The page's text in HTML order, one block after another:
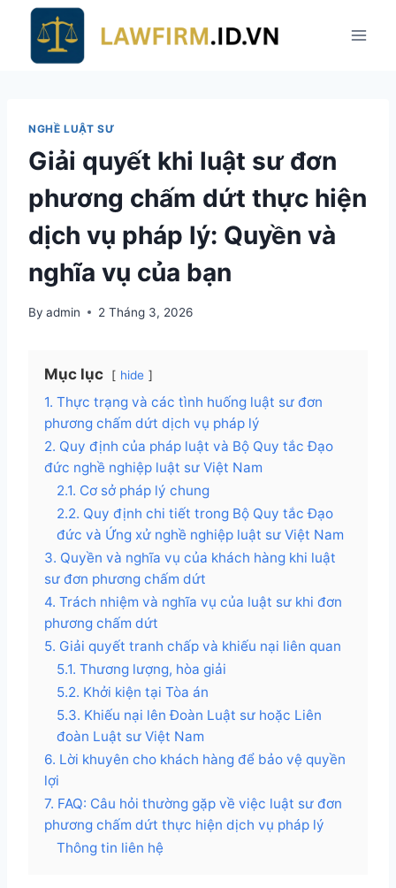
content
NGHỀ LUẬT SƯ
Giải quyết khi luật sư đơn
phương chấm dứt thực hiện
dịch vụ pháp lý: Quyền và
nghĩa vụ của bạn
By admin 2 Tháng 3, 2026
Mục lục hide
1. Thực trạng và các tình huống luật sư đơn
phương chấm dứt dịch vụ pháp lý
2. Quy định của pháp luật và Bộ Quy tắc Đạo
đức nghề nghiệp luật sư Việt Nam
2.1. Cơ sở pháp lý chung
2.2. Quy định chi tiết trong Bộ Quy tắc Đạo
đức và Ứng xử nghề nghiệp luật sư Việt Nam
3. Quyền và nghĩa vụ của khách hàng khi luật
sư đơn phương chấm dứt
4. Trách nhiệm và nghĩa vụ của luật sư khi đơn
phương chấm dứt
5. Giải quyết tranh chấp và khiếu nại liên quan
5.1. Thương lượng, hòa giải
5.2. Khởi kiện tại Tòa án
5.3. Khiếu nại lên Đoàn Luật sư hoặc Liên
đoàn Luật sư Việt Nam
6. Lời khuyên cho khách hàng để bảo vệ quyền
lợi
7. FAQ: Câu hỏi thường gặp về việc luật sư đơn
phương chấm dứt thực hiện dịch vụ pháp lý
Thông tin liên hệ